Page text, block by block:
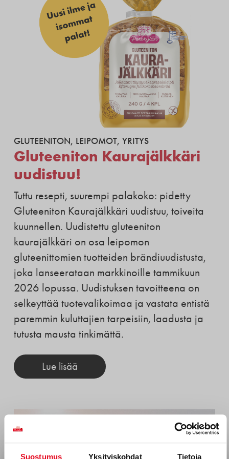
Suostumus Yksityiskohdat Tietoja
GLUTEENITON, LEIPOMOT, YRITYS
Gluteeniton Kaurajälkkäri
uudistuu!
Tuttu resepti, suurempi palakoko: pidetty
Gluteeniton Kaurajälkkäri uudistuu, toiveita
kuunnellen. Uudistettu gluteeniton
kaurajälkkäri on osa leipomon
gluteenittomien tuotteiden brändiuudistusta,
joka lanseerataan markkinoille tammikuun
2026 lopussa. Uudistuksen tavoitteena on
selkeyttää tuotevalikoimaa ja vastata entistä
paremmin kuluttajien tarpeisiin, laadusta ja
tutusta mausta tinkimättä.
Lue lisää